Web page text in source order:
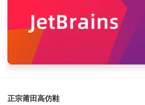
正宗莆田高仿鞋